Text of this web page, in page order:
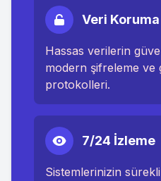
Veri Koruma
Hassas verilerin
modern şifreleme ve
protokolleri.
7/24 İzleme
Sistemlerinizin